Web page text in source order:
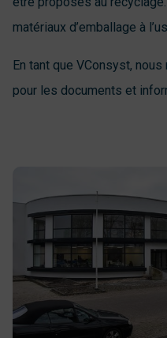
matériaux d’emballage à
En tant que VConsyst,
pour les documents et